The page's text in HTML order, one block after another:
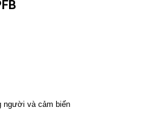
người và cảm biến